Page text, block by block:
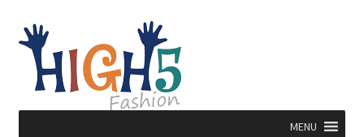
Ga
door
naar
navigatie
Ga
direct
naar
inhoud
MENU